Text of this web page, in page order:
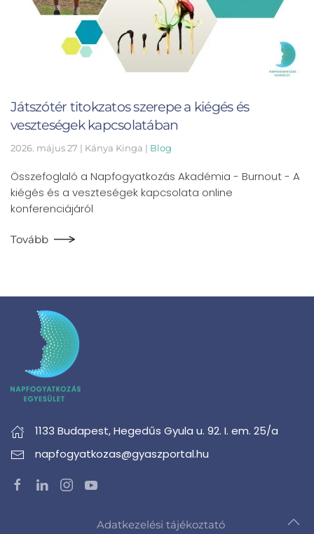
Játszótér titokzatos szerepe a kiégés és
veszteségek kapcsolatában
2026. május 27 | Kánya Kinga | Blog
Összefoglaló a Napfogyatkozás Akadémia - Burnout - A
kiégés és a veszteségek kapcsolata online
konferenciájáról
Tovább
1133 Budapest,Hegedűs Gyula u. 92. I. em. 25/a
napfogyatkozas@gyaszportal.hu
Adatkezelési tájékoztató